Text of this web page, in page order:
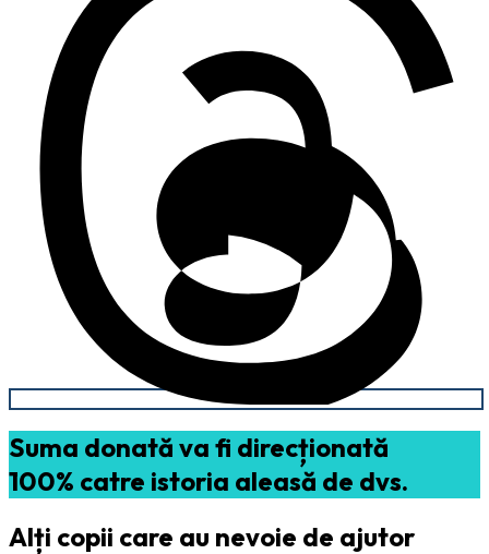
Suma donată va fi direcționată
100% catre istoria aleasă de dvs.
Alți copii care au nevoie de ajutor